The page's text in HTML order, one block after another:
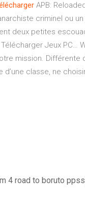
APB:
criminel ou
deux petites
Jeux PC…
mission. Différente
classe, ne
4 road to boruto